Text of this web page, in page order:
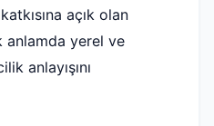
açık olan
anlamda yerel ve
anlayışını